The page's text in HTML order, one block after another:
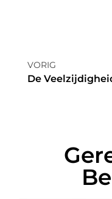
VORIG